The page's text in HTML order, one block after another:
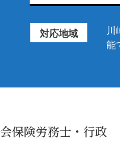
対応地域
川
能
保険労務士・行政